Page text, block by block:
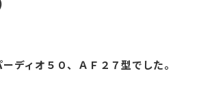
ディオ５０、ＡＦ２７型でした。